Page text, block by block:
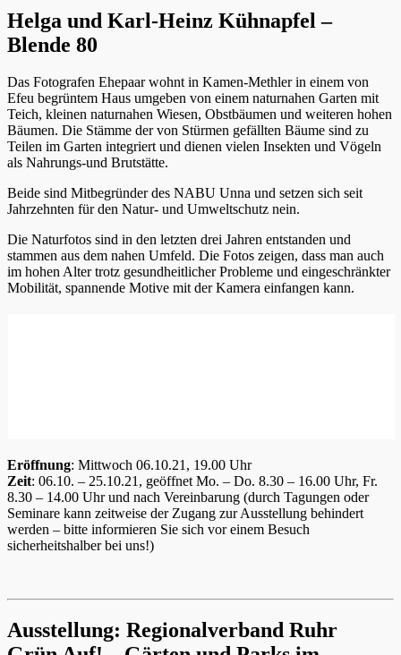
Helga und Karl-Heinz Kühnapfel –
Blende 80
Das Fotografen Ehepaar wohnt in Kamen-Methler in einem von
Efeu begrüntem Haus umgeben von einem naturnahen Garten mit
Teich, kleinen naturnahen Wiesen, Obstbäumen und weiteren hohen
Bäumen. Die Stämme der von Stürmen gefällten Bäume sind zu
Teilen im Garten integriert und dienen vielen Insekten und Vögeln
als Nahrungs-und Brutstätte.
Beide sind Mitbegründer des NABU Unna und setzen sich seit
Jahrzehnten für den Natur- und Umweltschutz nein.
Die Naturfotos sind in den letzten drei Jahren entstanden und
stammen aus dem nahen Umfeld. Die Fotos zeigen, dass man auch
im hohen Alter trotz gesundheitlicher Probleme und eingeschränkter
Mobilität, spannende Motive mit der Kamera einfangen kann.
Eröffnung: Mittwoch 06.10.21, 19.00 Uhr
Zeit: 06.10. – 25.10.21, geöffnet Mo. – Do. 8.30 – 16.00 Uhr, Fr.
8.30 – 14.00 Uhr und nach Vereinbarung (durch Tagungen oder
Seminare kann zeitweise der Zugang zur Ausstellung behindert
werden – bitte informieren Sie sich vor einem Besuch
sicherheitshalber bei uns!)
Ausstellung: Regionalverband Ruhr